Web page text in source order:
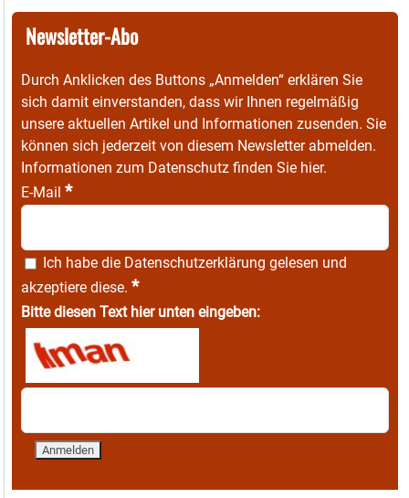
Newsletter-Abo
Durch Anklicken des Buttons „Anmelden“ erklären Sie
sich damit einverstanden, dass wir Ihnen regelmäßig
unsere aktuellen Artikel und Informationen zusenden. Sie
können sich jederzeit von diesem Newsletter abmelden.
Informationen zum Datenschutz finden Sie hier.
E-Mail *
Ich habe die Datenschutzerklärung gelesen und
akzeptiere diese. *
Bitte diesen Text hier unten eingeben: